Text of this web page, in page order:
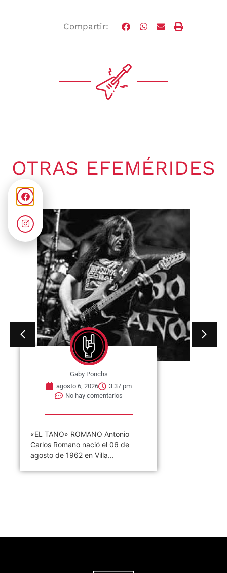
Compartir:
OTRAS EFEMÉRIDES
Gaby Ponchs
agosto 6, 2026
3:37 pm
No hay comentarios
«EL TANO» ROMANO Antonio
Carlos Romano nació el 06 de
agosto de 1962 en Villa...